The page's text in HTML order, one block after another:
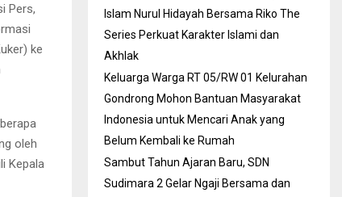
Pers,
ke
oleh
Kepala
Islam Nurul Hidayah Bersama Riko The
Series Perkuat Karakter Islami dan
Akhlak
Keluarga Warga RT 05/RW 01 Kelurahan
Gondrong Mohon Bantuan Masyarakat
Indonesia untuk Mencari Anak yang
Belum Kembali ke Rumah
Sambut Tahun Ajaran Baru, SDN
Sudimara 2 Gelar Ngaji Bersama dan